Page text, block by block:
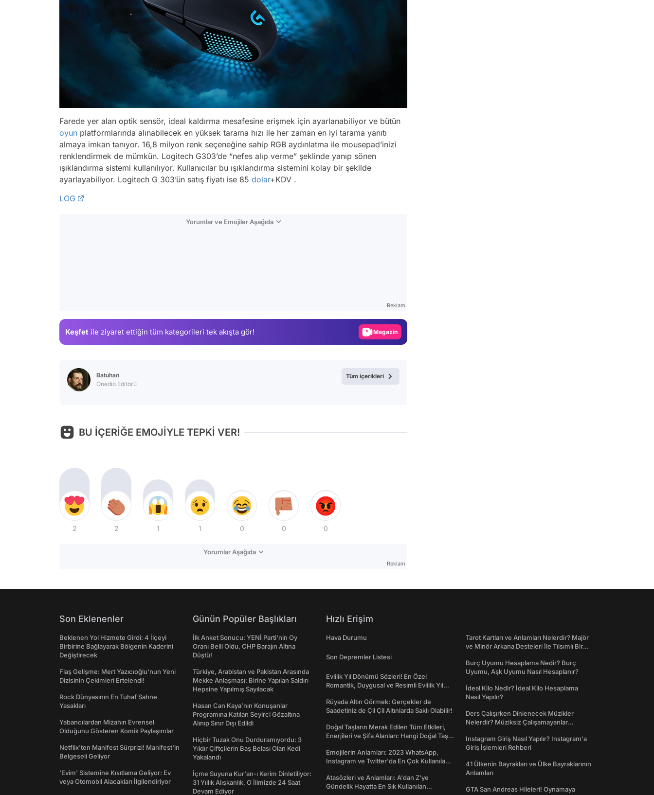
Farede yer alan optik sensör, ideal kaldırma mesafesine erişmek için ayarlanabiliyor ve bütün
oyun platformlarında alınabilecek en yüksek tarama hızı ile her zaman en iyi tarama yanıtı
almaya imkan tanıyor. 16,8 milyon renk seçeneğine sahip RGB aydınlatma ile mousepad’inizi
renklendirmek de mümkün. Logitech G303’de “nefes alıp verme” şeklinde yanıp sönen
ışıklandırma sistemi kullanılıyor. Kullanıcılar bu ışıklandırma sistemini kolay bir şekilde
ayarlayabiliyor. Logitech G 303’ün satış fiyatı ise 85 dolar+KDV .
LOG
Yorumlar ve Emojiler Aşağıda
Reklam
Keşfet ile ziyaret ettiğin tüm kategorileri tek akışta gör! Magazin
Batuhan
Onedio Editörü
Tüm içerikleri
BU İÇERİĞE EMOJİYLE TEPKİ VER!
2 2 1 1 0 0 0
Yorumlar Aşağıda
Reklam
Son Eklenenler
Beklenen Yol Hizmete Girdi: 4 İlçeyi
Birbirine Bağlayarak Bölgenin Kaderini
Değiştirecek
Flaş Gelişme: Mert Yazıcıoğlu'nun Yeni
Dizisinin Çekimleri Ertelendi!
Rock Dünyasının En Tuhaf Sahne
Yasakları
Yabancılardan Mizahın Evrensel
Olduğunu Gösteren Komik Paylaşımlar
Netflix'ten Manifest Sürprizi! Manifest'in
Belgeseli Geliyor
'Evim' Sistemine Kısıtlama Geliyor: Ev
veya Otomobil Alacakları İlgilendiriyor
Günün Popüler Başlıkları
İlk Anket Sonucu: YENİ Parti'nin Oy
Oranı Belli Oldu, CHP Barajın Altına
Düştü!
Türkiye, Arabistan ve Pakistan Arasında
Mekke Anlaşması: Birine Yapılan Saldırı
Hepsine Yapılmış Sayılacak
Hasan Can Kaya’nın Konuşanlar
Programına Katılan Seyirci Gözaltına
Alınıp Sınır Dışı Edildi
Hiçbir Tuzak Onu Durduramıyordu: 3
Yıldır Çiftçilerin Baş Belası Olan Kedi
Yakalandı
İçme Suyuna Kur'an-ı Kerim Dinletiliyor:
31 Yıllık Alışkanlık, O İlimizde 24 Saat
Devam Ediyor
Hızlı Erişim
Hava Durumu
Son Depremler Listesi
Evlilik Yıl Dönümü Sözleri! En Özel
Romantik, Duygusal ve Resimli Evlilik Yıl
Rüyada Altın Görmek: Gerçekler de
Saadetiniz de Çil Çil Altınlarda Saklı Olabilir!
Doğal Taşların Merak Edilen Tüm Etkileri,
Enerjileri ve Şifa Alanları: Hangi Doğal Taş
Emojilerin Anlamları: 2023 WhatsApp,
Instagram ve Twitter'da En Çok Kullanılan
Atasözleri ve Anlamları: A'dan Z'ye
Gündelik Hayatta En Sık Kullanılan
Tarot Kartları ve Anlamları Nelerdir? Majör
ve Minör Arkana Desteleri İle Tılsımlı Bir
Burç Uyumu Hesaplama Nedir? Burç
Uyumu, Aşk Uyumu Nasıl Hesaplanır?
İdeal Kilo Nedir? İdeal Kilo Hesaplama
Nasıl Yapılır?
Ders Çalışırken Dinlenecek Müzikler
Nelerdir? Müziksiz Çalışamayanlar
Instagram Giriş Nasıl Yapılır? Instagram'a
Giriş İşlemleri Rehberi
41 Ülkenin Bayrakları ve Ülke Bayraklarının
Anlamları
GTA San Andreas Hileleri! Oynamaya